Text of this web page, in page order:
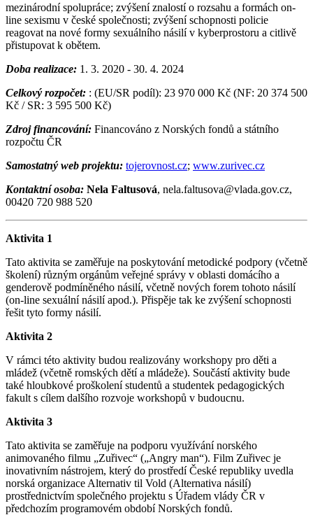
mezinárodní spolupráce; zvýšení znalostí o rozsahu a formách on-
line sexismu v české společnosti; zvýšení schopnosti policie
reagovat na nové formy sexuálního násilí v kyberprostoru a citlivě
přistupovat k obětem.
Doba realizace: 1. 3. 2020 - 30. 4. 2024
Celkový rozpočet: : (EU/SR podíl): 23 970 000 Kč (NF: 20 374 500
Kč / SR: 3 595 500 Kč)
Zdroj financování: Financováno z Norských fondů a státního
rozpočtu ČR
Samostatný web projektu: tojerovnost.cz; www.zurivec.cz
Kontaktní osoba: Nela Faltusová, nela.faltusova@vlada.gov.cz,
00420 720 988 520
Aktivita 1
Tato aktivita se zaměřuje na poskytování metodické podpory (včetně
školení) různým orgánům veřejné správy v oblasti domácího a
genderově podmíněného násilí, včetně nových forem tohoto násilí
(on-line sexuální násilí apod.). Přispěje tak ke zvýšení schopnosti
řešit tyto formy násilí.
Aktivita 2
V rámci této aktivity budou realizovány workshopy pro děti a
mládež (včetně romských dětí a mládeže). Součástí aktivity bude
také hloubkové proškolení studentů a studentek pedagogických
fakult s cílem dalšího rozvoje workshopů v budoucnu.
Aktivita 3
Tato aktivita se zaměřuje na podporu využívání norského
animovaného filmu „Zuřivec“ („Angry man“). Film Zuřivec je
inovativním nástrojem, který do prostředí České republiky uvedla
norská organizace Alternativ til Vold (Alternativa násilí)
prostřednictvím společného projektu s Úřadem vlády ČR v
předchozím programovém období Norských fondů.